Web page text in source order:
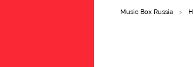
Music Box Russia >